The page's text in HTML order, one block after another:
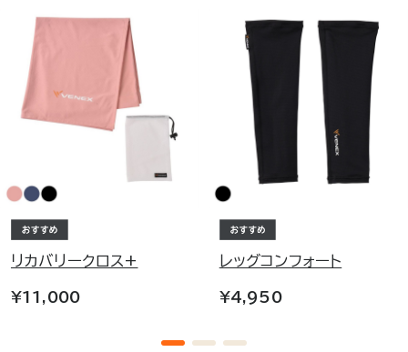
リカバリークロス+
¥11,000
レッグコンフォート
¥4,950